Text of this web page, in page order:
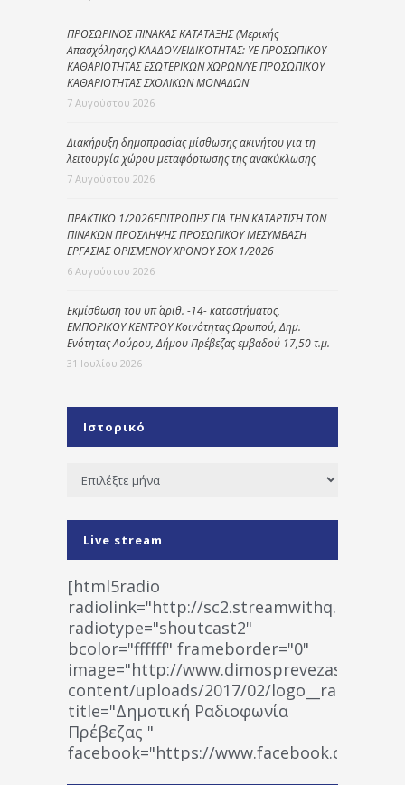
ΠΡΟΣΩΡΙΝΟΣ ΠΙΝΑΚΑΣ ΚΑΤΑΤΑΞΗΣ (Μερικής
Απασχόλησης) ΚΛΑΔΟΥ/ΕΙΔΙΚΟΤΗΤΑΣ: ΥΕ ΠΡΟΣΩΠΙΚΟΥ
ΚΑΘΑΡΙΟΤΗΤΑΣ ΕΣΩΤΕΡΙΚΩΝ ΧΩΡΩΝ/ΥΕ ΠΡΟΣΩΠΙΚΟΥ
ΚΑΘΑΡΙΟΤΗΤΑΣ ΣΧΟΛΙΚΩΝ ΜΟΝΑΔΩΝ
7 Αυγούστου 2026
Διακήρυξη δημοπρασίας μίσθωσης ακινήτου για τη
λειτουργία χώρου μεταφόρτωσης της ανακύκλωσης
7 Αυγούστου 2026
ΠΡΑΚΤΙΚΟ 1/2026ΕΠΙΤΡΟΠΗΣ ΓΙΑ ΤΗΝ ΚΑΤΑΡΤΙΣΗ ΤΩΝ
ΠΙΝΑΚΩΝ ΠΡΟΣΛΗΨΗΣ ΠΡΟΣΩΠΙΚΟΥ ΜΕΣΥΜΒΑΣΗ
ΕΡΓΑΣΙΑΣ ΟΡΙΣΜΕΝΟΥ ΧΡΟΝΟΥ ΣΟΧ 1/2026
6 Αυγούστου 2026
Εκμίσθωση του υπ΄ αριθ. -14- καταστήματος,
ΕΜΠΟΡΙΚΟΥ ΚΕΝΤΡΟΥ Κοινότητας Ωρωπού, Δημ.
Ενότητας Λούρου, Δήμου Πρέβεζας εμβαδού 17,50 τ.μ.
31 Ιουλίου 2026
Ιστορικό
Ιστορικό
Live stream
[html5radio
radiolink="http://
radiotype="shoutcast2"
bcolor="ffffff" frameborder="0"
image="http://www.dimosprevezas.gr/wp-
content/uploads/2017/02/
title="Δημοτική Ραδιοφωνία
Πρέβεζας "
facebook="https://www.facebook.com/